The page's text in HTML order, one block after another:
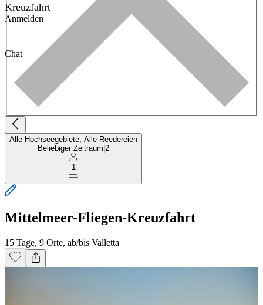
Kreuzfahrt
Anmelden
Chat
Alle Hochseegebiete, Alle Reedereien
Beliebiger Zeitraum 2
1
Mittelmeer-Fliegen-Kreuzfahrt
15 Tage, 9 Orte, ab/bis Valletta